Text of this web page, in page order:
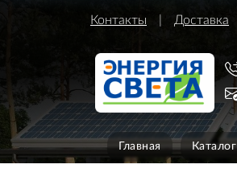
Контакты Доставка
Главная Каталог